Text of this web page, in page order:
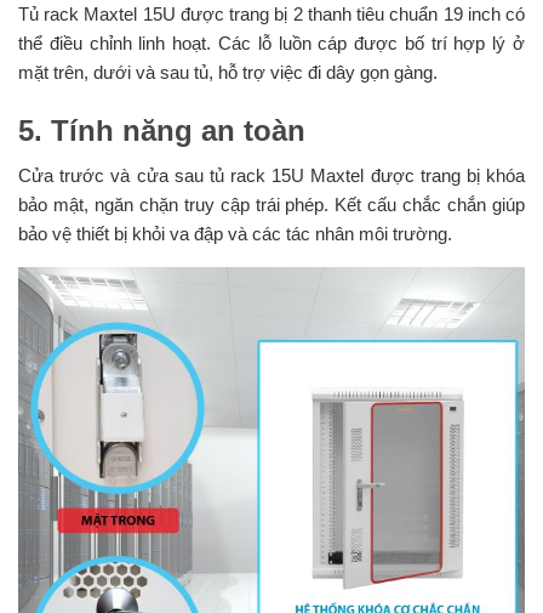
Tủ rack Maxtel 15U được trang bị 2 thanh tiêu chuẩn 19 inch có
thể điều chỉnh linh hoạt. Các lỗ luồn cáp được bố trí hợp lý ở
mặt trên, dưới và sau tủ, hỗ trợ việc đi dây gọn gàng.
5. Tính năng an toàn
Cửa trước và cửa sau tủ rack 15U Maxtel được trang bị khóa
bảo mật, ngăn chặn truy cập trái phép. Kết cấu chắc chắn giúp
bảo vệ thiết bị khỏi va đập và các tác nhân môi trường.